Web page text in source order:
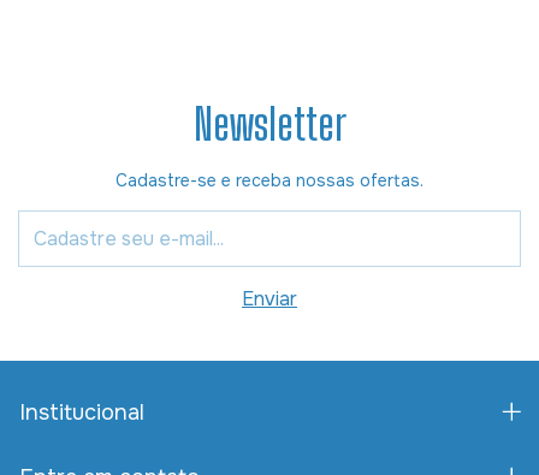
Newsletter
Cadastre-se e receba nossas ofertas.
Institucional